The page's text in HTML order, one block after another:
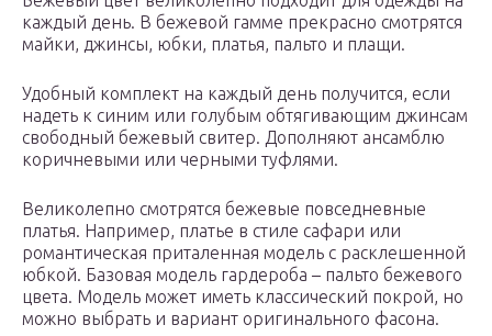
каждый день. В бежевой гамме прекрасно смотрятся
майки, джинсы, юбки, платья, пальто и плащи.
Удобный комплект на каждый день получится, если
надеть к синим или голубым обтягивающим джинсам
свободный бежевый свитер. Дополняют ансамблю
коричневыми или черными туфлями.
Великолепно смотрятся бежевые повседневные
платья. Например, платье в стиле сафари или
романтическая приталенная модель с расклешенной
юбкой. Базовая модель гардероба – пальто бежевого
цвета. Модель может иметь классический покрой, но
можно выбрать и вариант оригинального фасона.